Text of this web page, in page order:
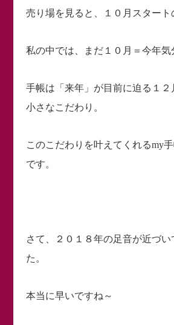
売り場を見ると、１０月スタート
私の中では、まだ１０月＝今年気
手帳は「来年」が目前に迫る１２
小さなこだわり。
このこだわりを叶えてくれるmy
です。
さて、２０１８年の足音が近づい
た。
本当に早いですね～